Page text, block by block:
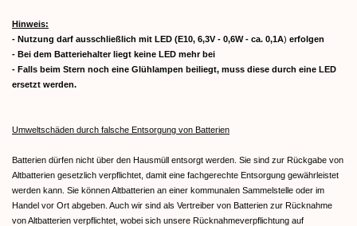
Hinweis:
- Nutzung darf ausschließlich mit LED (E10, 6,3V - 0,6W - ca. 0,1A) erfolgen
- Bei dem Batteriehalter liegt keine LED mehr bei
- Falls beim Stern noch eine Glühlampen beiliegt, muss diese durch eine LED
ersetzt werden.
Umweltschäden durch falsche Entsorgung von Batterien
Batterien dürfen nicht über den Hausmüll entsorgt werden. Sie sind zur Rückgabe von
Altbatterien gesetzlich verpflichtet, damit eine fachgerechte Entsorgung gewährleistet
werden kann. Sie können Altbatterien an einer kommunalen Sammelstelle oder im
Handel vor Ort abgeben. Auch wir sind als Vertreiber von Batterien zur Rücknahme
von Altbatterien verpflichtet, wobei sich unsere Rücknahmeverpflichtung auf